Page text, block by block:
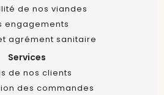
de nos viandes
engagements
agrément sanitaire
Services
de nos clients
des commandes